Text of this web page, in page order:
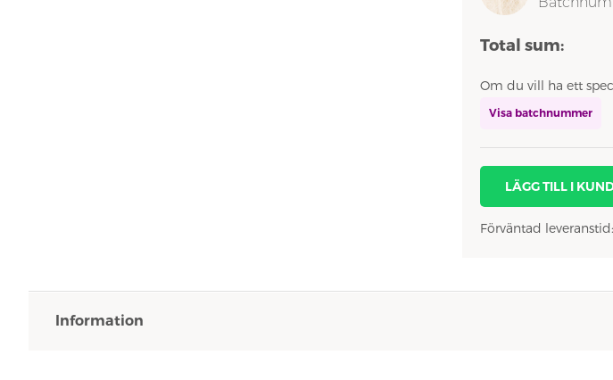
Total sum:
Om du vill ha ett
Visa batchnummer
LÄGG TILL I
Förväntad
Information